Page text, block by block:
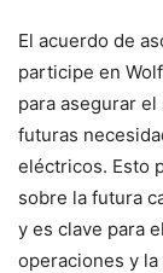
El acuerdo de
participe en
para asegurar
futuras
eléctricos. Esto
sobre la futura
y es clave para
operaciones y